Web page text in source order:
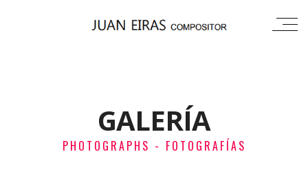
GALERÍA
PHOTOGRAPHS - FOTOGRAFÍAS